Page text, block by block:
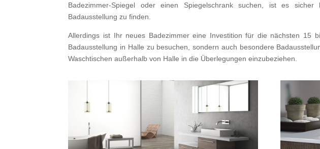
Badezimmer-Spiegel oder einen Spiegelschrank suchen, ist es
Badausstellung zu finden.
Allerdings ist Ihr neues Badezimmer eine Investition für die nächsten 15
Badausstellung in Halle zu besuchen, sondern auch besondere
Waschtischen außerhalb von Halle in die Überlegungen einzubeziehen.